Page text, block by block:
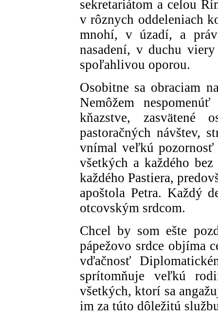
sekretariátom a celou
v rôznych oddeleniach
mnohí, v úzadí, a
nasadení, v duchu
spoľahlivou oporou.
Osobitne sa obraciam
Nemôžem
kňazstve,
pastoračných návštev,
vnímal veľkú
všetkých a každého
každého Pastiera,
apoštola Petra. Každý
otcovským srdcom.
Chcel by som ešte
pápežovo srdce objíma
vďačnosť
sprítomňuje veľkú
všetkých, ktorí sa
im za túto dôležitú